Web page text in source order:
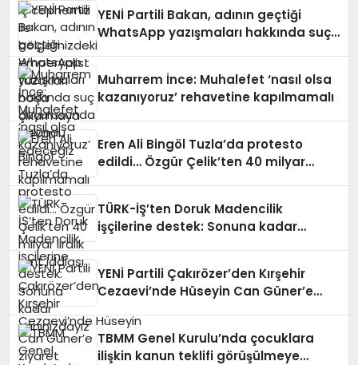
YENİ Partili Bakan, adının geçtiği
WhatsApp yazışmaları hakkında suç
Muharrem İnce: Muhalefet ‘nasıl olsa
kazanıyoruz’ rehavetine kapılmamalı
Eren Ali Bingöl Tuzla’da protesto
edildi… Özgür Çelik’ten 40 milyar
TÜRK-İŞ’ten Doruk Madencilik
işçilerine destek: Sonuna kadar
YENİ Partili Çakırözer’den Kırşehir
Cezaevi’nde Hüseyin Can Güner’e
TBMM Genel Kurulu’nda çocuklara
ilişkin kanun teklifi görüşülmeye